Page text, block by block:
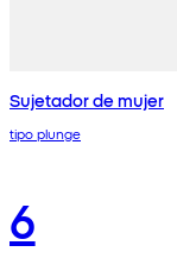
Sujetador de mujer
tipo plunge
6